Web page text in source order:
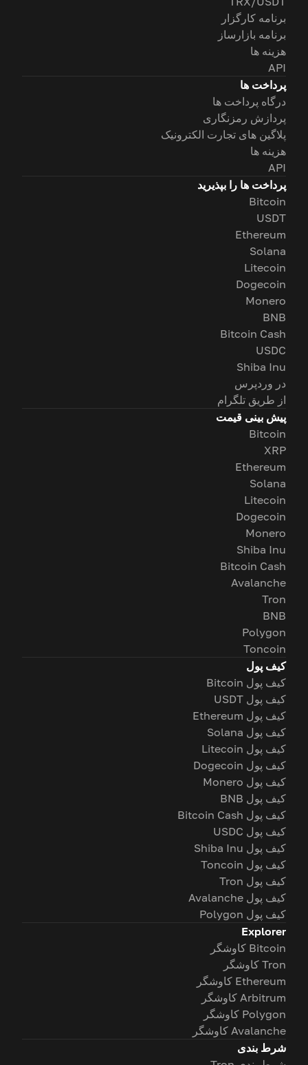
برنامه کارگزار
برنامه بازارساز
هزینه ها
API
پرداخت ها
درگاه پرداخت ها
پردازش رمزنگاری
پلاگین های تجارت الکترونیک
هزینه ها
API
پرداخت ها را بپذیرید
Bitcoin
USDT
Ethereum
Solana
Litecoin
Dogecoin
Monero
BNB
Bitcoin Cash
USDC
Shiba Inu
در وردپرس
از طریق تلگرام
پیش بینی قیمت
Bitcoin
XRP
Ethereum
Solana
Litecoin
Dogecoin
Monero
Shiba Inu
Bitcoin Cash
Avalanche
Tron
BNB
Polygon
Toncoin
کیف پول
کیف پول Bitcoin
کیف پول USDT
کیف پول Ethereum
کیف پول Solana
کیف پول Litecoin
کیف پول Dogecoin
کیف پول Monero
کیف پول BNB
کیف پول Bitcoin Cash
کیف پول USDC
کیف پول Shiba Inu
کیف پول Toncoin
کیف پول Tron
کیف پول Avalanche
کیف پول Polygon
Explorer
Bitcoin کاوشگر
Tron کاوشگر
Ethereum کاوشگر
Arbitrum کاوشگر
Polygon کاوشگر
Avalanche کاوشگر
شرط بندی